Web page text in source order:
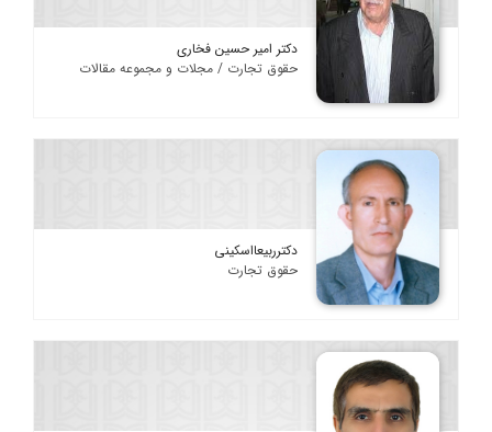
دکتر امیر حسین فخاری
حقوق تجارت / مجلات و مجموعه مقالات
دکترربیعااسکینی
حقوق تجارت